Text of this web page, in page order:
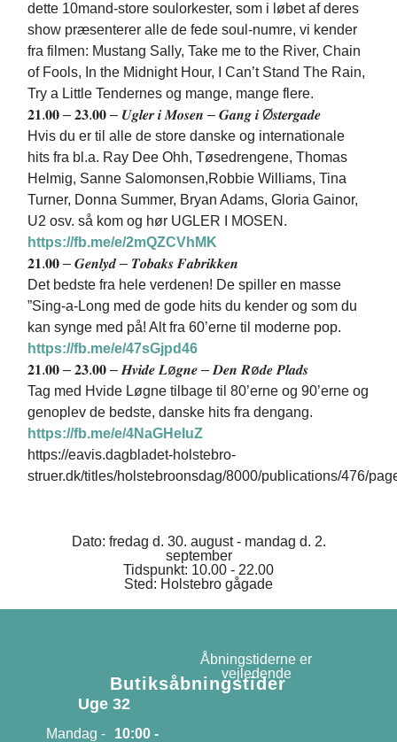
dette 10mand-store soulorkester, som i løbet af deres
show præsenterer alle de fede soul-numre, vi kender
fra filmen: Mustang Sally, Take me to the River, Chain
of Fools, In the Midnight Hour, I Can’t Stand The Rain,
Try a Little Tendernes og mange, mange flere.
𝟐𝟏.𝟎𝟎 – 𝟐𝟑.𝟎𝟎 – 𝑼𝒈𝒍𝒆𝒓 𝒊 𝑴𝒐𝒔𝒆𝒏 – 𝑮𝒂𝒏𝒈 𝒊 Ø𝒔𝒕𝒆𝒓𝒈𝒂𝒅𝒆
Hvis du er til alle de store danske og internationale
hits fra bl.a. Ray Dee Ohh, Tøsedrengene, Thomas
Helmig, Sanne Salomonsen,Robbie Williams, Tina
Turner, Donna Summer, Bryan Adams, Gloria Gainor,
U2 osv. så kom og hør UGLER I MOSEN.
https://fb.me/e/2mQZCVhMK
𝟐𝟏.𝟎𝟎 – 𝑮𝒆𝒏𝒍𝒚𝒅 – 𝑻𝒐𝒃𝒂𝒌𝒔 𝑭𝒂𝒃𝒓𝒊𝒌𝒌𝒆𝒏
Det bedste fra hele verdenen! De spiller en masse
”Sing-a-Long med de gode hits du kender og som du
kan synge med på! Alt fra 60’erne til moderne pop.
https://fb.me/e/47sGjpd46
𝟐𝟏.𝟎𝟎 – 𝟐𝟑.𝟎𝟎 – 𝑯𝒗𝒊𝒅𝒆 𝑳ø𝒈𝒏𝒆 – 𝑫𝒆𝒏 𝑹ø𝒅𝒆 𝑷𝒍𝒂𝒅𝒔
Tag med Hvide Løgne tilbage til 80’erne og 90’erne og
genoplev de bedste, danske hits fra dengang.
https://fb.me/e/4NaGHeIuZ
https://eavis.dagbladet-holstebro-
struer.dk/titles/holstebroonsdag/8000/publications/476/
Dato: fredag d. 30. august - mandag d. 2.
september
Tidspunkt: 10.00 - 22.00
Sted: Holstebro gågade
Butiksåbningstider
Uge 32
Mandag - 10:00 -
Åbningstiderne er
vejledende